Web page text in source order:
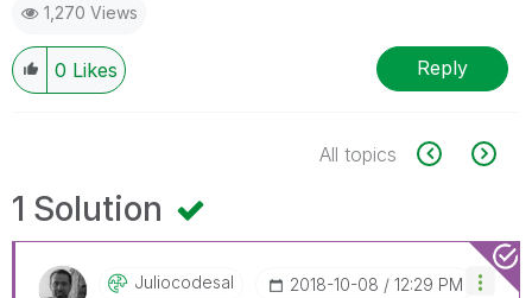
1,270 Views
0 Likes Reply
All topics
1 Solution
Juliocodesal ‎2018-10-08 12:29 PM